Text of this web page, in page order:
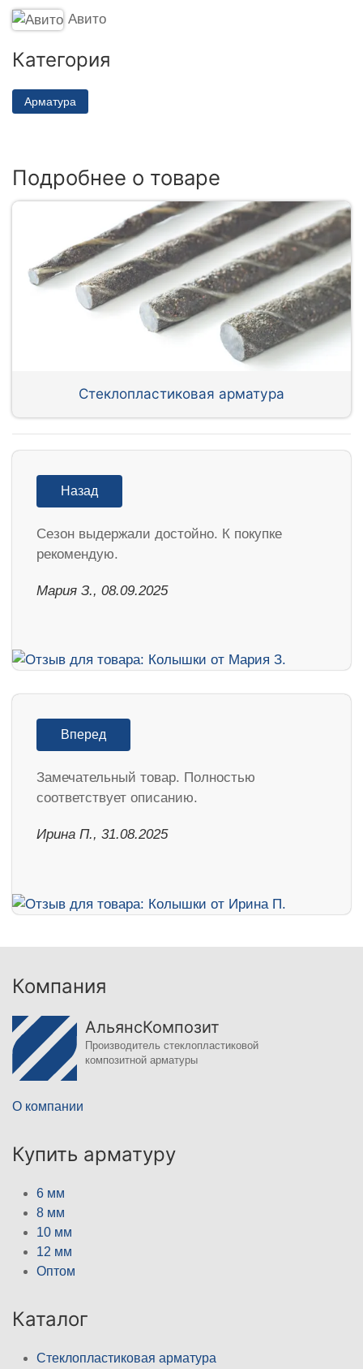
Авито
Категория
Арматура
Подробнее о товаре
Стеклопластиковая арматура
Назад
Cезон выдержали достойно. К покупке
рекомендую.
Мария З., 08.09.2025
Вперед
Замечательный товар. Полностью
соответствует описанию.
Ирина П., 31.08.2025
Компания
АльянсКомпозит
Производитель стеклопластиковой
композитной арматуры
О компании
Купить арматуру
6 мм
8 мм
10 мм
12 мм
Оптом
Каталог
Стеклопластиковая арматура